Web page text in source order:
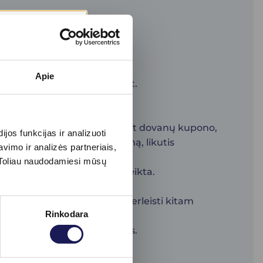
Apie
funkcijas ir analizuoti
ir analizės partneriais,
naudodamiesi mūsų
Rinkodara
nurodėte pirkimo metu.
–
www.bioklinika.lt.
6 mėn.).
vertė, nurodyta ant dovanų kupono,
už mažesnę sumą, likutis
prekė ar paslauga yra suteikta.
dalies paslaugų atlikimo perleisti kitam
kurioms buvo įsigytas.
draudžiama.